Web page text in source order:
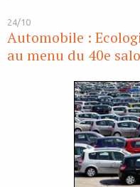
24/10
Automobile :
au menu du 40e